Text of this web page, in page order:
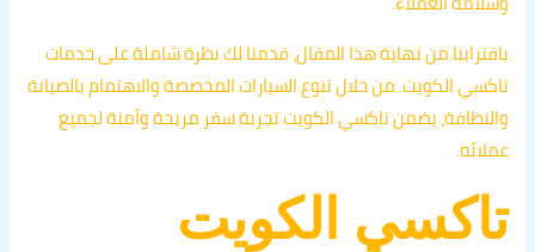
باقترابنا من نهاية هذا المقال، قدمنا لك نظرة شاملة على خدمات
تاكسي الكويت. من خلال تنوع السيارات المخصصة والاهتمام بالصيانة
والنظافة، يضمن تاكسي الكويت تجربة سفر مريحة وآمنة لجميع
عملائه.
تاكسي الكويت